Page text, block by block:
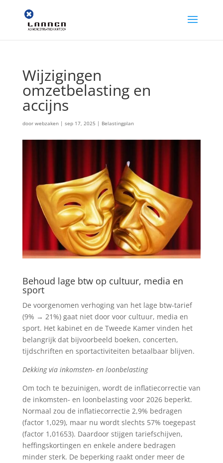
Wijzigingen
omzetbelasting en
accijns
door webzaken| sep 17, 2025 | Belastingplan
Behoud lage btw op cultuur, media en
sport
De voorgenomen verhoging van het lage btw-tarief
(9% → 21%) gaat niet door voor cultuur, media en
sport. Het kabinet en de Tweede Kamer vinden het
belangrijk dat bijvoorbeeld boeken, concerten,
tijdschriften en sportactiviteiten betaalbaar blijven.
Dekking via inkomsten- en loonbelasting
Om toch te bezuinigen, wordt de inflatiecorrectie van
de inkomsten- en loonbelasting voor 2026 beperkt.
Normaal zou de inflatiecorrectie 2,9% bedragen
(factor 1,029), maar nu wordt slechts 57% toegepast
(factor 1,01653). Daardoor stijgen tariefschijven,
heffingskortingen en enkele andere bedragen
minder sterk. De beperking raakt onder meer de